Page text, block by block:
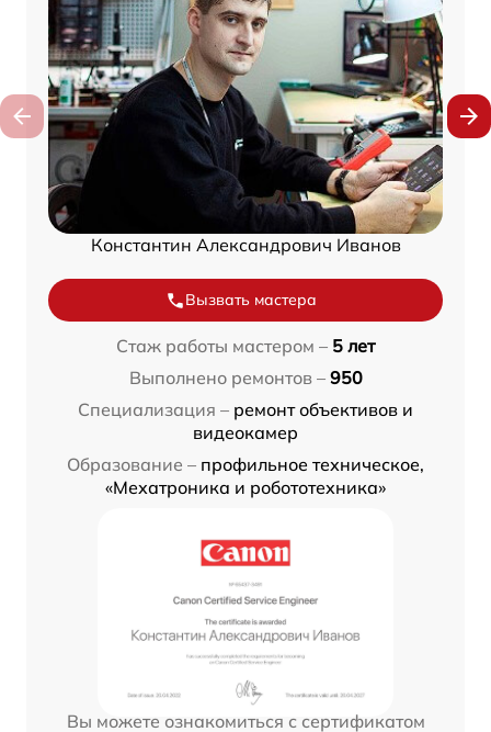
Константин Александрович Иванов
Вызвать мастера
Стаж работы мастером – 5 лет
Выполнено ремонтов – 950
Специализация – ремонт объективов и
видеокамер
Образование – профильное техническое,
«Мехатроника и робототехника»
Вы можете ознакомиться с сертификатом